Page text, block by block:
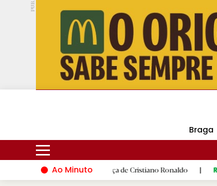
PUB.
Hoje 16ºC 29ºC DMtv
Braga
Ao Minuto
na última dança de Cristiano Ronaldo | R.Famalicão dá